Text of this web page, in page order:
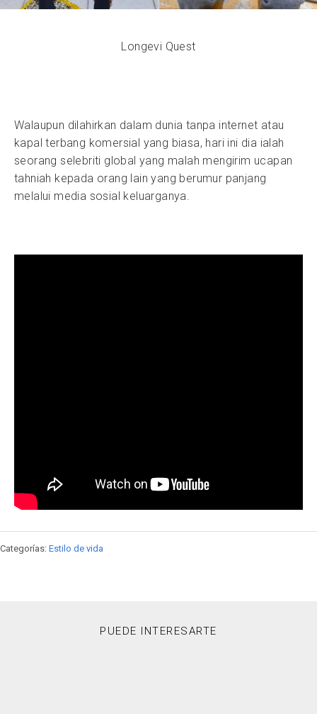
Longevi Quest
Walaupun dilahirkan dalam dunia tanpa internet atau
kapal terbang komersial yang biasa, hari ini dia ialah
seorang selebriti global yang malah mengirim ucapan
tahniah kepada orang lain yang berumur panjang
melalui media sosial keluarganya.
Categorías: Estilo de vida
PUEDE INTERESARTE